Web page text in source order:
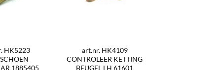
HK5223
1885405
art.nr. HK4109
CONTROLEER KETTING
BEUGEL LH 61601